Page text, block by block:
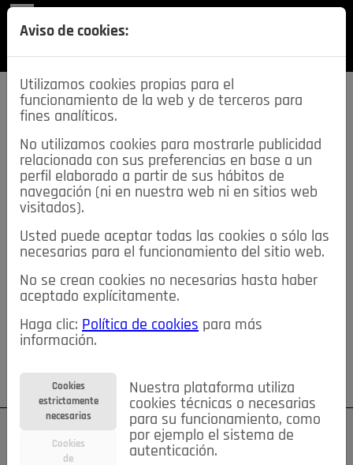
SECCIONES
descarga esta
REVISTA
≡NOTICIAS
NOTICIAS SERVICIOS DE INTERÉS
TABLÓN DE ANUNCIOS MIS ANUNCIOS CONTACTO
NOSOTROS
Su cuenta Regístrese ¿Olvidó su contraseña?
Aviso de cookies:
Utilizamos cookies propias para el
funcionamiento de la web y de terceros para
fines analíticos.
No utilizamos cookies para mostrarle publicidad
relacionada con sus preferencias en base a un
perfil elaborado a partir de sus hábitos de
navegación (ni en nuestra web ni en sitios web
visitados).
Usted puede aceptar todas las cookies o sólo las
necesarias para el funcionamiento del sitio web.
No se crean cookies no necesarias hasta haber
aceptado explícitamente.
Haga clic: Política de cookies para más
información.
Cookies
estrictamente
necesarias
Cookies
de
Nuestra plataforma utiliza
cookies técnicas o necesarias
para su funcionamiento, como
por ejemplo el sistema de
autenticación.